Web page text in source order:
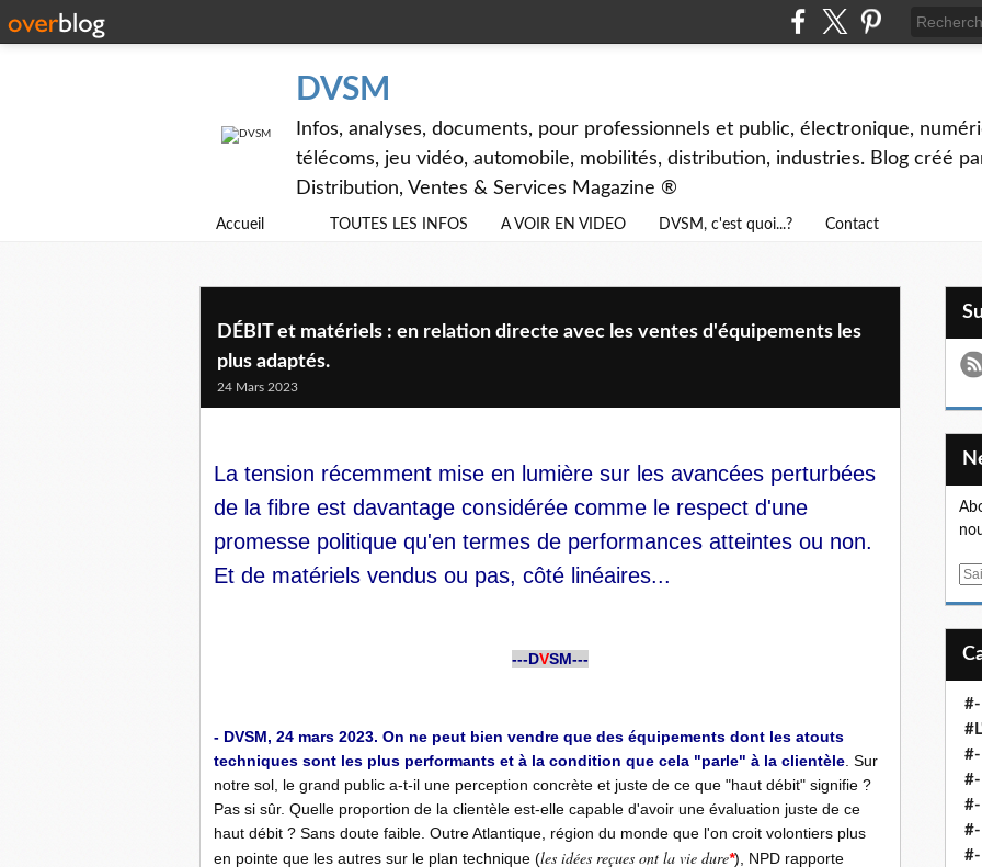
DVSM
Infos, analyses, documents, pour professionnels et public, électronique,
télécoms, jeu vidéo, automobile, mobilités, distribution, industries. Blog créé
Distribution, Ventes & Services Magazine ®
Accueil TOUTES LES INFOS A VOIR EN VIDEO DVSM, c'est quoi...? Contact
DÉBIT et matériels : en relation directe avec les ventes d'équipements les
plus adaptés.
24 Mars 2023
La tension récemment mise en lumière sur les avancées perturbées
de la fibre est davantage considérée comme le respect d'une
promesse politique qu'en termes de performances atteintes ou non.
Et de matériels vendus ou pas, côté linéaires...
---DVSM---
- DVSM, 24 mars 2023. On ne peut bien vendre que des équipements dont les atouts
techniques sont les plus performants et à la condition que cela "parle" à la clientèle . Sur
notre sol, le grand public a-t-il une perception concrète et juste de ce que "haut débit" signifie ?
Pas si sûr. Quelle proportion de la clientèle est-elle capable d'avoir une évaluation juste de ce
haut débit ? Sans doute faible. Outre Atlantique, région du monde que l'on croit volontiers plus
en pointe que les autres sur le plan technique (les idées reçues ont la vie dure*), NPD rapporte
E
#-
#-
#-
#-
#-
#-